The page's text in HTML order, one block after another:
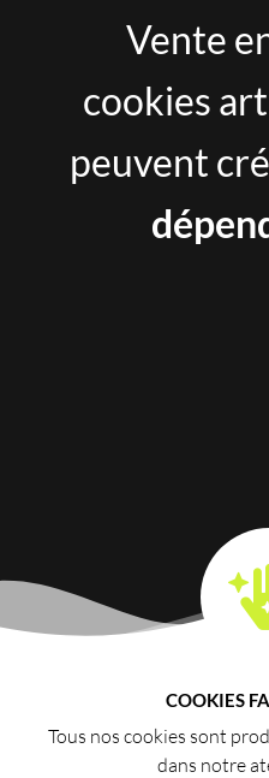
Vente
cookies
peuvent
COOKIES
Tous nos cookies sont
dans notre